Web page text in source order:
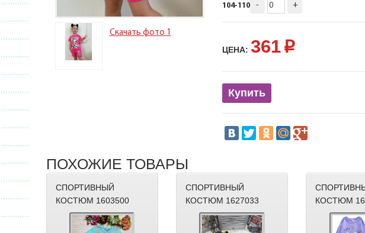
Скачать фото 1
104-110 - +
ЦЕНА: 361 p
Купить
ПОХОЖИЕ ТОВАРЫ
СПОРТИВНЫЙ
КОСТЮМ 1603500
СПОРТИВНЫЙ
КОСТЮМ 1627033
КОСТЮМ